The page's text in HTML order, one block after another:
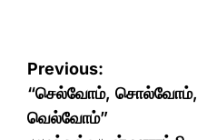
Post
navigation
Previous:
“செல்வோம், சொல்வோம்,
வெல்வோம்”